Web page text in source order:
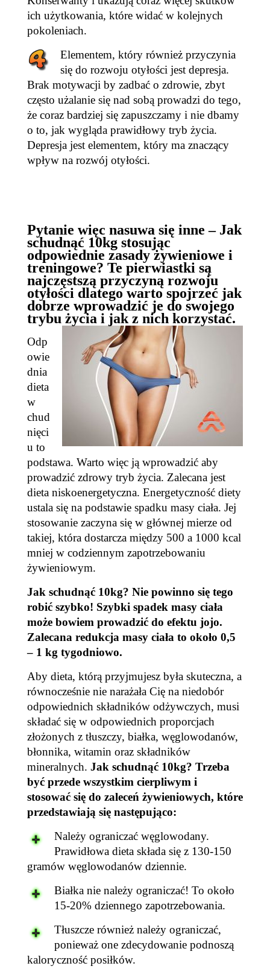
ich użytkowania, które widać w kolejnych
pokoleniach.
Elementem, który również przyczynia
się do rozwoju otyłości jest depresja.
Brak motywacji by zadbać o zdrowie, zbyt
często użalanie się nad sobą prowadzi do tego,
że coraz bardziej się zapuszczamy i nie dbamy
o to, jak wygląda prawidłowy tryb życia.
Depresja jest elementem, który ma znaczący
wpływ na rozwój otyłości.
Pytanie więc nasuwa się inne – Jak
schudnąć 10kg stosując
odpowiednie zasady żywieniowe i
treningowe? Te pierwiastki są
najczęstszą przyczyną rozwoju
otyłości dlatego warto spojrzeć jak
dobrze wprowadzić je do swojego
trybu życia i jak z nich korzystać.
Odp
owie
dnia
dieta
w
chud
nięci
u to
podstawa. Warto więc ją wprowadzić aby
prowadzić zdrowy tryb życia. Zalecana jest
dieta niskoenergetyczna. Energetyczność diety
ustala się na podstawie spadku masy ciała. Jej
stosowanie zaczyna się w głównej mierze od
takiej, która dostarcza między 500 a 1000 kcal
mniej w codziennym zapotrzebowaniu
żywieniowym.
Jak schudnąć 10kg? Nie powinno się tego
robić szybko! Szybki spadek masy ciała
może bowiem prowadzić do efektu jojo.
Zalecana redukcja masy ciała to około 0,5
– 1 kg tygodniowo.
Aby dieta, którą przyjmujesz była skuteczna, a
równocześnie nie narażała Cię na niedobór
odpowiednich składników odżywczych, musi
składać się w odpowiednich proporcjach
złożonych z tłuszczy, białka, węglowodanów,
błonnika, witamin oraz składników
mineralnych. Jak schudnąć 10kg? Trzeba
być przede wszystkim cierpliwym i
stosować się do zaleceń żywieniowych, które
przedstawiają się następująco:
Należy ograniczać węglowodany.
Prawidłowa dieta składa się z 130-150
gramów węglowodanów dziennie.
Białka nie należy ograniczać! To około
15-20% dziennego zapotrzebowania.
Tłuszcze również należy ograniczać,
ponieważ one zdecydowanie podnoszą
kaloryczność posiłków.